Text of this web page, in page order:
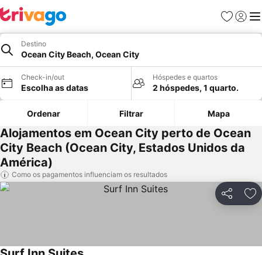
Favoritos
Iniciar
Destino
Ocean City Beach, Ocean City
Check-in/out
Escolha as datas
Hóspedes e quartos
2 hóspedes, 1 quarto.
Ordenar Filtrar Mapa
Alojamentos em Ocean City perto de Ocean
City Beach (Ocean City, Estados Unidos da
América)
Como os pagamentos influenciam os resultados
Partilhar